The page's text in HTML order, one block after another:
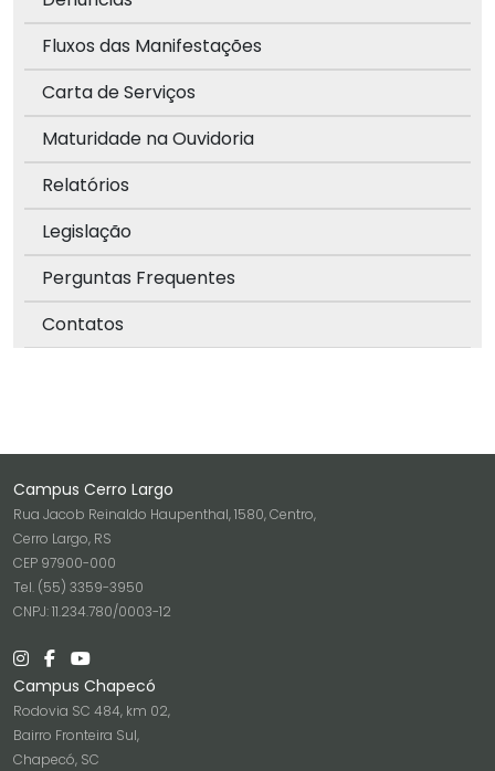
Fluxos das Manifestações
Carta de Serviços
Maturidade na Ouvidoria
Relatórios
Legislação
Perguntas Frequentes
Contatos
Campus Cerro Largo
Rua Jacob Reinaldo Haupenthal, 1580, Centro,
Cerro Largo, RS
CEP 97900-000
Tel. (55) 3359-3950
CNPJ: 11.234.780/0003-12
Campus Chapecó
Rodovia SC 484, km 02,
Bairro Fronteira Sul,
Chapecó, SC